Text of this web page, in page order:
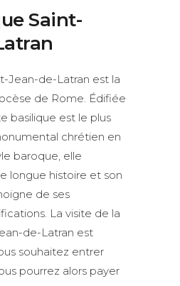
Saint-
Jean-de-Latran est la
de Rome. Édifiée
basilique est le plus
chrétien en
baroque, elle
longue histoire et son
de ses
La visite de la
de-Latran est
souhaitez entrer
pourrez alors payer